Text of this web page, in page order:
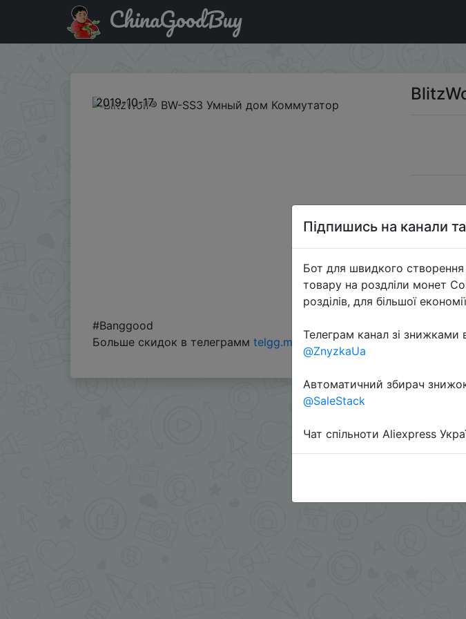
Знижка на BlitzWolf® BW-SS3 Умный дом Коммутатор
ChinaGoodBuy
2019-10-17
#Banggood
Больше скидок в телеграмм telgg.me/ChinaGoodBuy
Підпишись на канали
Бот для швидкого
товару на роздліли монет
розділів, для більшої
Телеграм канал зі знижками
@ZnyzkaUa
Автоматичний збирач
@SaleStack
Чат спільноти Aliexpress